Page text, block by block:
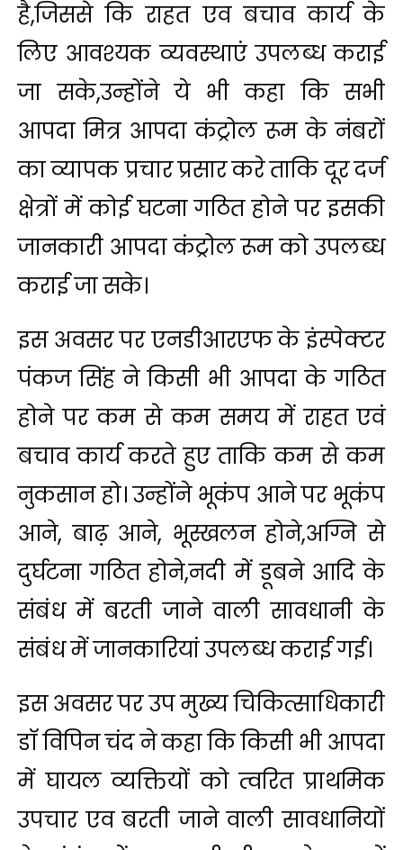
है,जिससे कि राहत एव बचाव कार्य के
लिए आवश्यक व्यवस्थाएं उपलब्ध कराई
जा सके,उन्होंने ये भी कहा कि सभी
आपदा मित्र आपदा कंट्रोल रूम के नंबरों
का व्यापक प्रचार प्रसार करे ताकि दूर दर्ज
क्षेत्रों में कोई घटना गठित होने पर इसकी
जानकारी आपदा कंट्रोल रूम को उपलब्ध
कराई जा सके।
इस अवसर पर एनडीआरएफ के इंस्पेक्टर
पंकज सिंह ने किसी भी आपदा के गठित
होने पर कम से कम समय में राहत एवं
बचाव कार्य करते हुए ताकि कम से कम
नुकसान हो। उन्होंने भूकंप आने पर भूकंप
आने, बाढ़ आने, भूस्खलन होने,अग्नि से
दुर्घटना गठित होने,नदी में डूबने आदि के
संबंध में बरती जाने वाली सावधानी के
संबंध में जानकारियां उपलब्ध कराई गई।
इस अवसर पर उप मुख्य चिकित्साधिकारी
डॉ विपिन चंद ने कहा कि किसी भी आपदा
में घायल व्यक्तियों को त्वरित प्राथमिक
उपचार एव बरती जाने वाली सावधानियों